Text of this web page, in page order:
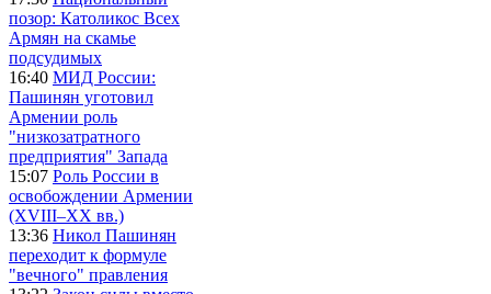
позор: Католикос Всех
Армян на скамье
подсудимых
16:40 МИД России:
Пашинян уготовил
Армении роль
"низкозатратного
предприятия" Запада
15:07 Роль России в
освобождении Армении
(XVIII–XX вв.)
13:36 Никол Пашинян
переходит к формуле
"вечного" правления